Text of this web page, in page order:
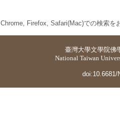
Chrome, Firefox, Safari(Mac)での検索を
臺灣大學文學院佛
National Taiwan
doi:10.6681/